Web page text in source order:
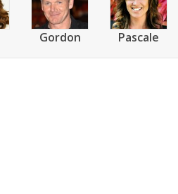
Gordon Pascale